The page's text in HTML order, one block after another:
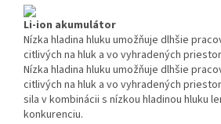
Li-ion akumulátor
Nízka hladina hluku umožňuje dlhšie
citlivých na hluk a vo vyhradených
Nízka hladina hluku umožňuje dlhšie
citlivých na hluk a vo vyhradených
sila v kombinácii s nízkou hladinou hluku
konkurenciu.